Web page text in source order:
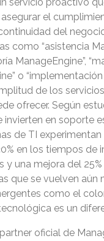
el
del
como “asistencia
ManageEngine”,
o
de los
ofrecer. Según
invierten en soporte
de TI
en los tiempos de
y una mejora del
que se vuelven aún
como el
es un
oficial de